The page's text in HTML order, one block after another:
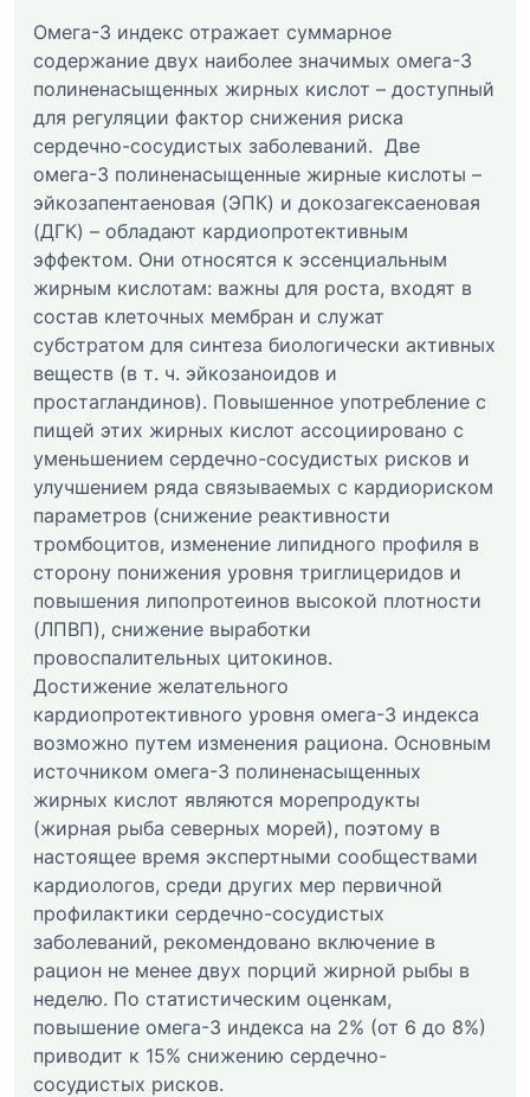
Омега-3 индекс отражает суммарное
содержание двух наиболее значимых омега-3
полиненасыщенных жирных кислот – доступный
для регуляции фактор cнижения риска
сердечно-сосудистых заболеваний. Две
омега-3 полиненасыщенные жирные кислоты –
эйкозапентаеновая (ЭПК) и докозагексаеновая
(ДГК) – обладают кардиопротективным
эффектом. Они относятся к эссенциальным
жирным кислотам: важны для роста, входят в
состав клеточных мембран и служат
субстратом для синтеза биологически активных
веществ (в т. ч. эйкозаноидов и
простагландинов). Повышенное употребление с
пищей этих жирных кислот ассоциировано с
уменьшением сердечно-сосудистых рисков и
улучшением ряда связываемых с кардиориском
параметров (снижение реактивности
тромбоцитов, изменение липидного профиля в
сторону понижения уровня триглицеридов и
повышения липопротеинов высокой плотности
(ЛПВП), снижение выработки
провоспалительных цитокинов.
Достижение желательного
кардиопротективного уровня омега-3 индекса
возможно путем изменения рациона. Основным
источником омега-3 полиненасыщенных
жирных кислот являются морепродукты
(жирная рыба северных морей), поэтому в
настоящее время экспертными сообществами
кардиологов, среди других мер первичной
профилактики сердечно-сосудистых
заболеваний, рекомендовано включение в
рацион не менее двух порций жирной рыбы в
неделю. По статистическим оценкам,
повышение омега-3 индекса на 2% (от 6 до 8%)
приводит к 15% снижению сердечно-
сосудистых рисков.